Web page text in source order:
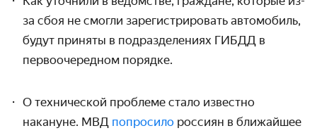
за сбоя не смогли зарегистрировать автомобиль,
будут приняты в подразделениях ГИБДД в
первоочередном порядке.
О технической проблеме стало известно
накануне. МВД попросило россиян в ближайшее